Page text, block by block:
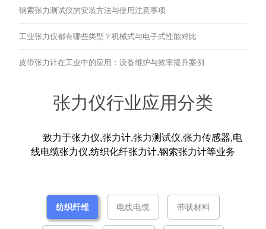
钢索张力测试仪的安装方法与使用注意事项
工业张力仪都有哪些类型？机械式与电子式性能对比
皮带张力计在工业中的应用：设备维护与效率提升案例
张力仪行业应用分类
致力于张力仪,张力计,张力测试仪,张力传感器,电
线电缆张力仪,纺织化纤张力计,钢索张力计等业务
纺织纤维 电线电缆 带状材料